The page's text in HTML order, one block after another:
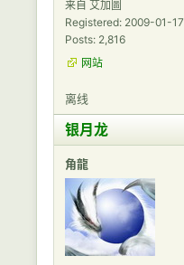
来自 艾加圖
Registered: 2009-01-17
Posts: 2,816
网站
离线
银月龙
角龍